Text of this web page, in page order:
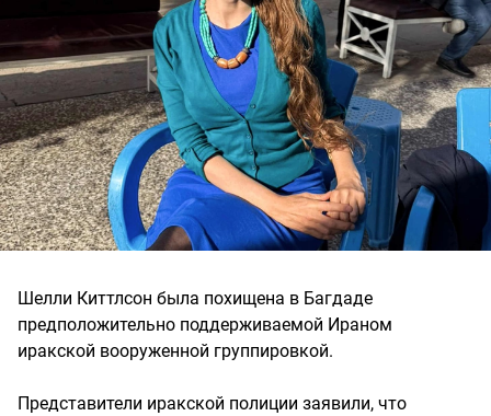
Шелли Киттлсон была похищена в Багдаде
предположительно поддерживаемой Ираном
иракской вооруженной группировкой.
Представители иракской полиции заявили, что